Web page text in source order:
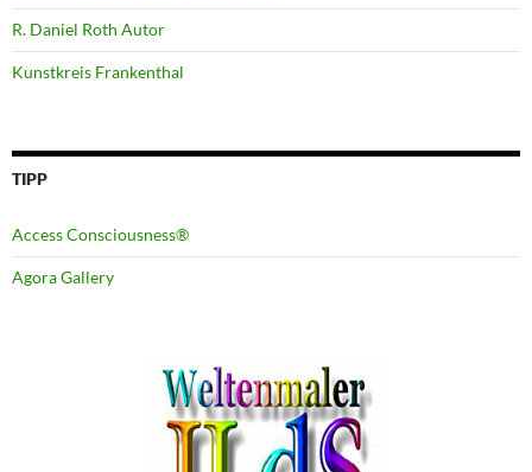
R. Daniel Roth Autor
Kunstkreis Frankenthal
TIPP
Access Consciousness®
Agora Gallery